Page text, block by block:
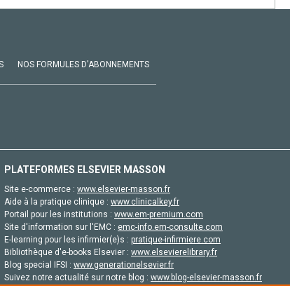
NOS FORMULES D'ABONNEMENTS
PLATEFORMES ELSEVIER MASSON
Site e-commerce : www.elsevier-masson.fr
Aide à la pratique clinique : www.clinicalkey.fr
Portail pour les institutions : www.em-premium.com
Site d'information sur l'EMC : emc-info.em-consulte.com
E-learning pour les infirmier(e)s : pratique-infirmiere.com
Bibliothèque d'e-books Elsevier : www.elsevierelibrary.fr
Blog special IFSI : www.generationelsevier.fr
Suivez notre actualité sur notre blog : www.blog-elsevier-masson.fr